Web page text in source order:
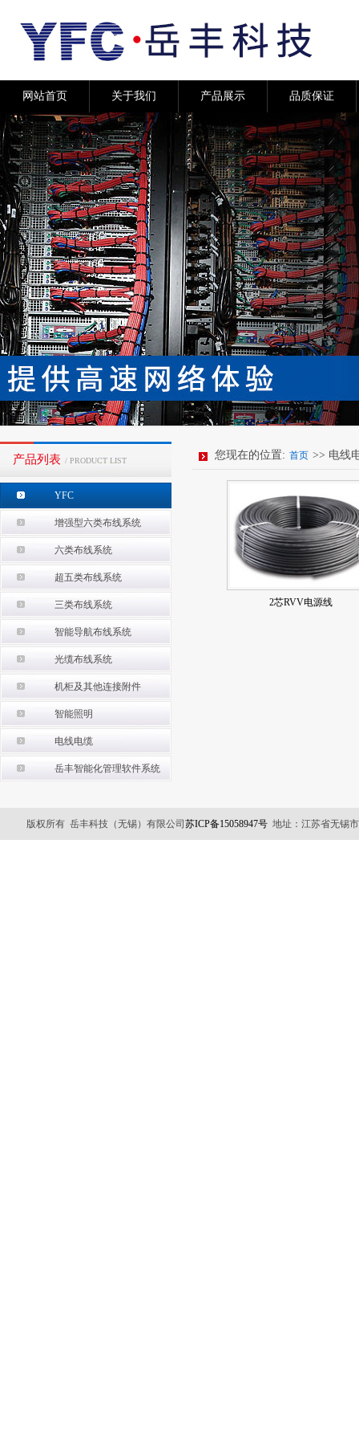
网站首页 关于我们 产品展示 品质保证
产品列表 / PRODUCT LIST
YFC
增强型六类布线系统
六类布线系统
超五类布线系统
三类布线系统
智能导航布线系统
光缆布线系统
机柜及其他连接附件
智能照明
电线电缆
岳丰智能化管理软件系统
您现在的位置: 首页 >> 电线
2芯RVV电源线
版权所有 岳丰科技（无锡）有限公司苏ICP备15058947号 地址：江苏省无锡